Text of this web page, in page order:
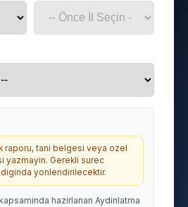
raporu, tani belgesi veya ozel
yazmayin. Gerekli surec
yonlendirilecektir.
hazirlanan Aydinlatma